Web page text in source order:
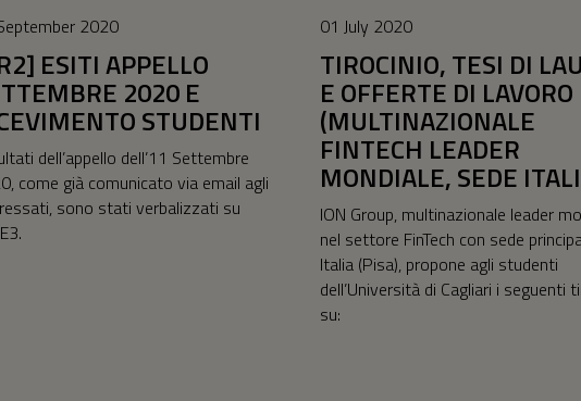
2020
ESITI APPELLO
2020 E
STUDENTI
dell’appello dell’11 Settembre
come già comunicato via email agli
sono stati verbalizzati su
01 July 2020
TIROCINIO, TESI DI
E OFFERTE DI LAVORO
(MULTINAZIONALE
FINTECH LEADER
MONDIALE, SEDE
ION Group, multinazionale leader
nel settore FinTech con sede
Italia (Pisa), propone agli studenti
dell’Università di Cagliari i seguenti
su: